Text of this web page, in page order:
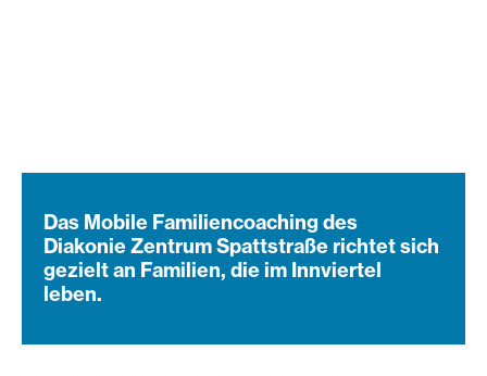
Das Mobile Familiencoaching des
Diakonie Zentrum Spattstraße richtet sich
gezielt an Familien, die im Innviertel
leben.